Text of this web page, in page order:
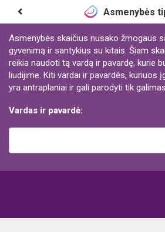
Asmenybės
Asmenybės skaičius nusako žmogaus
gyvenimą ir santykius su kitais. Šiam
reikia naudoti tą vardą ir pavardę, kurie
liudijime. Kiti vardai ir pavardės, kuriuos
yra antraplaniai ir gali parodyti tik
Vardas ir pavardė: